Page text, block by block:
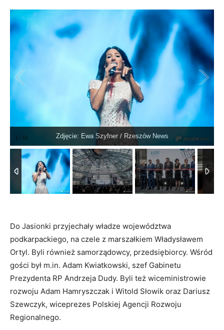
1 / 51 Zdjęcie: Ewa Szyfner / Rzeszów News
Do Jasionki przyjechały władze województwa
podkarpackiego, na czele z marszałkiem Władysławem
Ortyl. Byli również samorządowcy, przedsiębiorcy. Wśród
gości był m.in. Adam Kwiatkowski, szef Gabinetu
Prezydenta RP Andrzeja Dudy. Byli też wiceministrowie
rozwoju Adam Hamryszczak i Witold Słowik oraz Dariusz
Szewczyk, wiceprezes Polskiej Agencji Rozwoju
Regionalnego.